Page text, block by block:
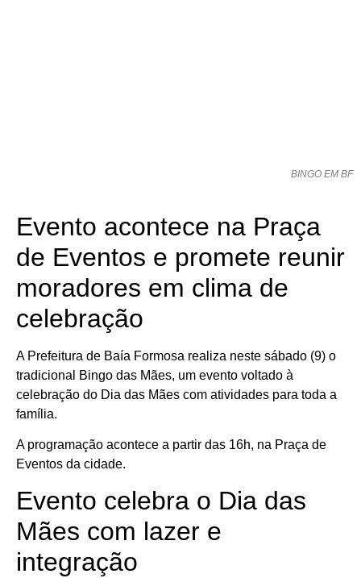
BINGO EM BF
Evento acontece na Praça
de Eventos e promete reunir
moradores em clima de
celebração
A Prefeitura de Baía Formosa realiza neste sábado (9) o
tradicional Bingo das Mães, um evento voltado à
celebração do Dia das Mães com atividades para toda a
família.
A programação acontece a partir das 16h, na Praça de
Eventos da cidade.
Evento celebra o Dia das
Mães com lazer e
integração